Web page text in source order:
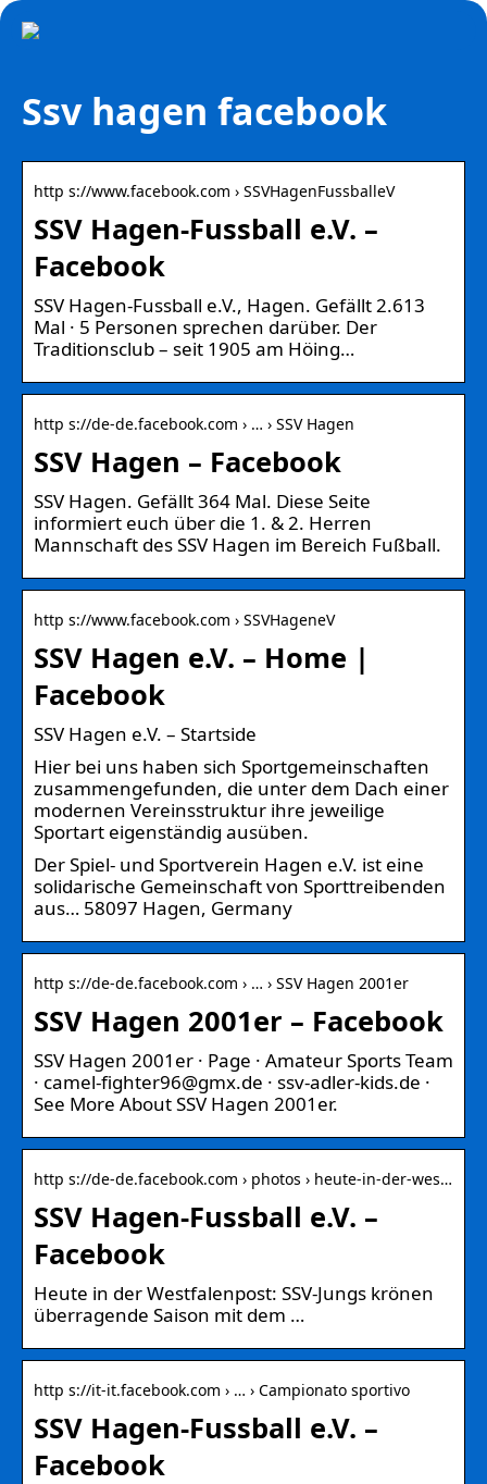
Ssv hagen facebook
http s://www.facebook.com › SSVHagenFussballeV
SSV Hagen-Fussball e.V. –
Facebook
SSV Hagen-Fussball e.V., Hagen. Gefällt 2.613
Mal · 5 Personen sprechen darüber. Der
Traditionsclub – seit 1905 am Höing…
http s://de-de.facebook.com › … › SSV Hagen
SSV Hagen – Facebook
SSV Hagen. Gefällt 364 Mal. Diese Seite
informiert euch über die 1. & 2. Herren
Mannschaft des SSV Hagen im Bereich Fußball.
http s://www.facebook.com › SSVHageneV
SSV Hagen e.V. – Home |
Facebook
SSV Hagen e.V. – Startside
Hier bei uns haben sich Sportgemeinschaften
zusammengefunden, die unter dem Dach einer
modernen Vereinsstruktur ihre jeweilige
Sportart eigenständig ausüben.
Der Spiel- und Sportverein Hagen e.V. ist eine
solidarische Gemeinschaft von Sporttreibenden
aus… 58097 Hagen, Germany
http s://de-de.facebook.com › … › SSV Hagen 2001er
SSV Hagen 2001er – Facebook
SSV Hagen 2001er · Page · Amateur Sports Team
· camel-fighter96@gmx.de · ssv-adler-kids.de ·
See More About SSV Hagen 2001er.
http s://de-de.facebook.com › photos › heute-in-der-wes…
SSV Hagen-Fussball e.V. –
Facebook
Heute in der Westfalenpost: SSV-Jungs krönen
überragende Saison mit dem …
http s://it-it.facebook.com › … › Campionato sportivo
SSV Hagen-Fussball e.V. –
Facebook